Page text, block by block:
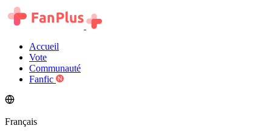
Accueil
Vote
Communauté
Fanfic
Français